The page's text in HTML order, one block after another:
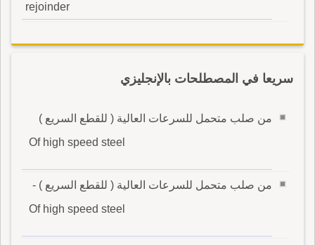
rejoinder
سريعا في المصطلحات بالإنجليزي
من صلب متحمل للسرعات العالية ( للقطع السريع )
Of high speed steel
من صلب متحمل للسرعات العالية ( للقطع السريع ) -
Of high speed steel